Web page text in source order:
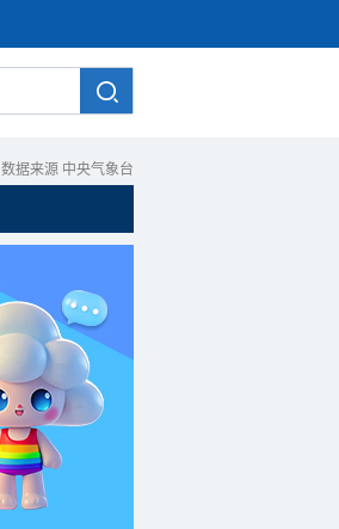
数据来源 中央气象台